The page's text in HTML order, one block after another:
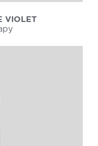
VIOLET